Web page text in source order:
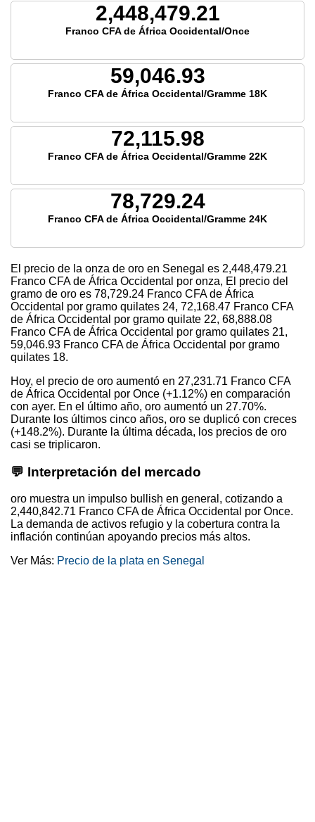
2,448,479.21
Franco CFA de África Occidental/Once
59,046.93
Franco CFA de África Occidental/Gramme 18K
72,115.98
Franco CFA de África Occidental/Gramme 22K
78,729.24
Franco CFA de África Occidental/Gramme 24K
El precio de la onza de oro en Senegal es 2,448,479.21
Franco CFA de África Occidental por onza, El precio del
gramo de oro es 78,729.24 Franco CFA de África
Occidental por gramo quilates 24, 72,168.47 Franco CFA
de África Occidental por gramo quilate 22, 68,888.08
Franco CFA de África Occidental por gramo quilates 21,
59,046.93 Franco CFA de África Occidental por gramo
quilates 18.
Hoy, el precio de oro aumentó en 27,231.71 Franco CFA
de África Occidental por Once (+1.12%) en comparación
con ayer. En el último año, oro aumentó un 27.70%.
Durante los últimos cinco años, oro se duplicó con creces
(+148.2%). Durante la última década, los precios de oro
casi se triplicaron.
💬 Interpretación del mercado
oro muestra un impulso bullish en general, cotizando a
2,440,842.71 Franco CFA de África Occidental por Once.
La demanda de activos refugio y la cobertura contra la
inflación continúan apoyando precios más altos.
Ver Más: Precio de la plata en Senegal